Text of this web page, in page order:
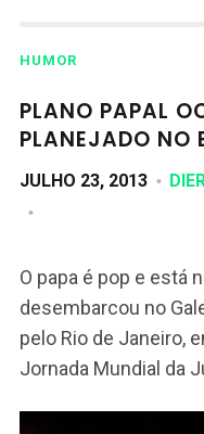
HUMOR
PLANO PAPAL
PLANEJADO NO
JULHO 23, 2013
O papa é pop e está
desembarcou no
pelo Rio de Janeiro,
Jornada Mundial da